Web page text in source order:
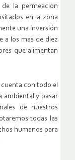
la permeacion
en la zona
una inversión
a los mas de diez
que alimentan
con todo el
ambiental y pasar
de nuestros
todas las
humanos para